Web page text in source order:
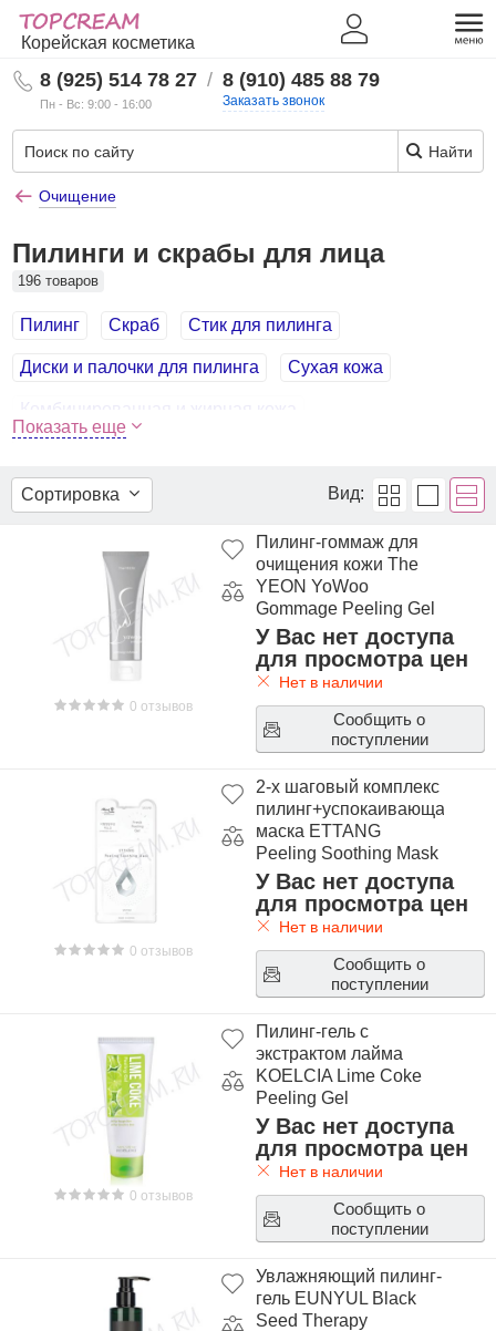
Корейская косметика
8 (925) 514 78 27
Пн - Вс: 9:00 - 16:00
/ 8 (910) 485 88 79
Заказать звонок
Найти
Очищение
Пилинги и скрабы для лица
196 товаров
Пилинг Скраб Стик для пилинга
Диски и палочки для пилинга Сухая кожа
С древесным углем С солью и содой
С коллагеном
С гиалуроновой кислотой С улиточным муцином
Пилинги и скрабы от черных точек
Пилинги и скрабы для лица с AHA и BHA-кислотами
Пилинги и скрабы для лица для кожи с акне и пост-
Показать еще
Сортировка Вид:
0 отзывов
Пилинг-гоммаж для
очищения кожи The
YEON YoWoo
Gommage Peeling Gel
У Вас нет доступа
для просмотра цен
Нет в наличии
Сообщить о
поступлении
0 отзывов
2-х шаговый комплекс
пилинг+успокаивающая
маска ETTANG
Peeling Soothing Mask
У Вас нет доступа
для просмотра цен
Нет в наличии
Сообщить о
поступлении
0 отзывов
Пилинг-гель с
экстрактом лайма
KOELCIA Lime Coke
Peeling Gel
У Вас нет доступа
для просмотра цен
Нет в наличии
Сообщить о
поступлении
Увлажняющий пилинг-
гель EUNYUL Black
Seed Therapy